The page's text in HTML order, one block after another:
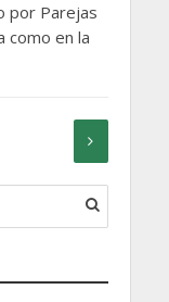
por Parejas
como en la